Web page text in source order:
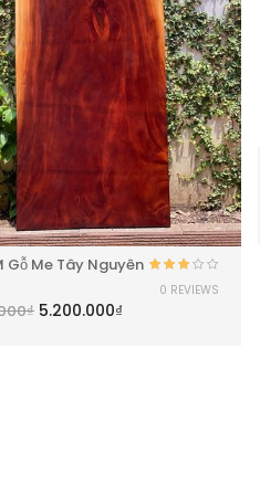
Gỗ Me Tây Nguyên
₫ 5.200.000₫
Được
xếp
0 REVIEWS